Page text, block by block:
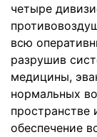
четыре
всю
разрушив
медицины,
нормальных
обеспечение